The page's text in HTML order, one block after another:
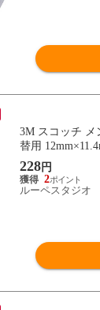
3M スコッチ メ
替用
228円
2
ルーペスタジオ